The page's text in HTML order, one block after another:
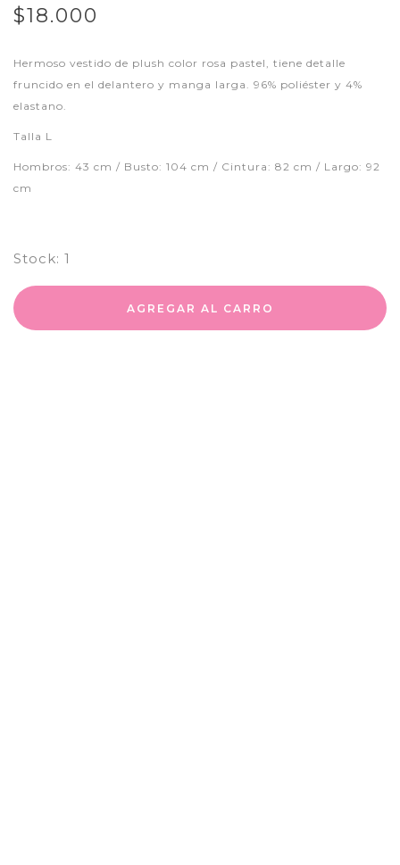
$18.000
Hermoso vestido de plush color rosa pastel, tiene detalle
fruncido en el delantero y manga larga. 96% poliéster y 4%
elastano.
Talla L
Hombros: 43 cm / Busto: 104 cm / Cintura: 82 cm / Largo: 92
cm
Stock: 1
AGREGAR AL CARRO